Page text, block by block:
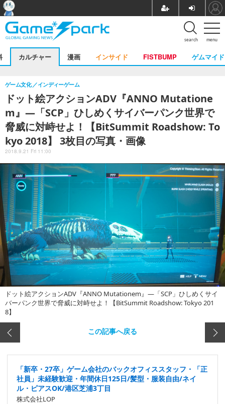
menu
search
カルチャー 漫画 インサイド FISTBUMP ゲムマイド
ドット絵アクションADV『ANNO Mutatione
m』―「SCP」ひしめくサイバーパンク世界で
脅威に対峙せよ！【BitSummit Roadshow: To
kyo 2018】 3枚目の写真・画像
ゲーム文化 インディーゲーム
2018.9.21 Fri 11:00
ドット絵アクションADV『ANNO Mutationem』―「SCP」ひしめくサイ
バーパンク世界で脅威に対峙せよ！【BitSummit Roadshow: Tokyo 201
8】
この記事へ戻る
「新卒・27卒」ゲーム会社のバックオフィススタッフ・「正
社員」未経験歓迎・年間休日125日/髪型・服装自由/ネイ
ル・ピアスOK/港区芝浦3丁目
株式会社LOP